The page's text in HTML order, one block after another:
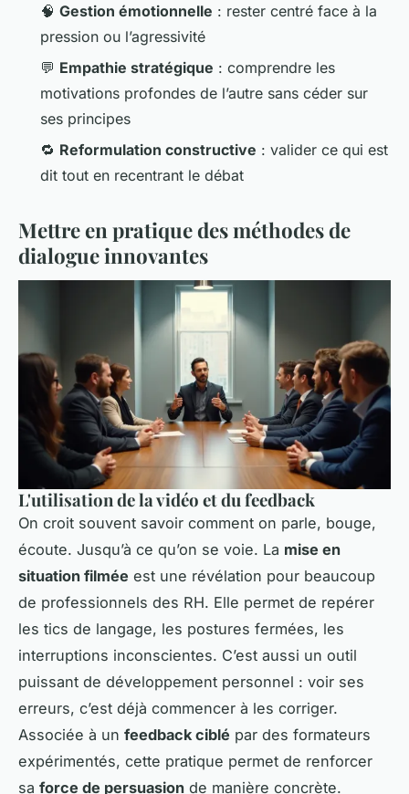
🧠 Gestion émotionnelle : rester centré face à la
pression ou l’agressivité
💬 Empathie stratégique : comprendre les
motivations profondes de l’autre sans céder sur
ses principes
🔁 Reformulation constructive : valider ce qui est
dit tout en recentrant le débat
Mettre en pratique des méthodes de
dialogue innovantes
L'utilisation de la vidéo et du feedback
On croit souvent savoir comment on parle, bouge,
écoute. Jusqu’à ce qu’on se voie. La mise en
situation filmée est une révélation pour beaucoup
de professionnels des RH. Elle permet de repérer
les tics de langage, les postures fermées, les
interruptions inconscientes. C’est aussi un outil
puissant de développement personnel : voir ses
erreurs, c’est déjà commencer à les corriger.
Associée à un feedback ciblé par des formateurs
expérimentés, cette pratique permet de renforcer
sa force de persuasion de manière concrète.